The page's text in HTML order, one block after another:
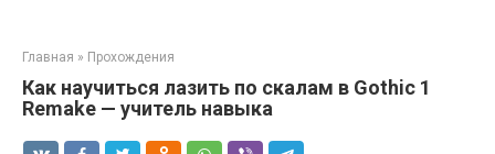
Главная » Прохождения
Как научиться лазить по скалам в Gothic 1
Remake — учитель навыка